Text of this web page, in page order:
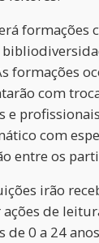
formações
formações
com
e
com
entre os
irão
de
de 0 a 24